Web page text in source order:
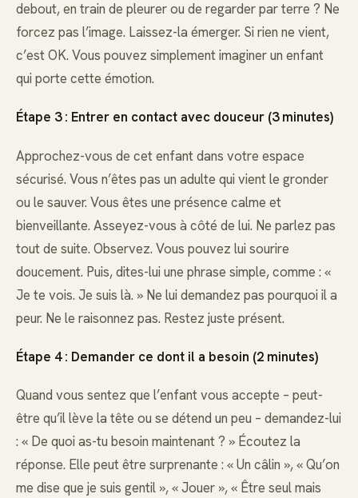
debout, en train de pleurer ou de regarder par terre ? Ne
forcez pas l’image. Laissez-la émerger. Si rien ne vient,
c’est OK. Vous pouvez simplement imaginer un enfant
qui porte cette émotion.
Étape 3 : Entrer en contact avec douceur (3 minutes)
Approchez-vous de cet enfant dans votre espace
sécurisé. Vous n’êtes pas un adulte qui vient le gronder
ou le sauver. Vous êtes une présence calme et
bienveillante. Asseyez-vous à côté de lui. Ne parlez pas
tout de suite. Observez. Vous pouvez lui sourire
doucement. Puis, dites-lui une phrase simple, comme : «
Je te vois. Je suis là. » Ne lui demandez pas pourquoi il a
peur. Ne le raisonnez pas. Restez juste présent.
Étape 4 : Demander ce dont il a besoin (2 minutes)
Quand vous sentez que l’enfant vous accepte – peut-
être qu’il lève la tête ou se détend un peu – demandez-lui
: « De quoi as-tu besoin maintenant ? » Écoutez la
réponse. Elle peut être surprenante : « Un câlin », « Qu’on
me dise que je suis gentil », « Jouer », « Être seul mais